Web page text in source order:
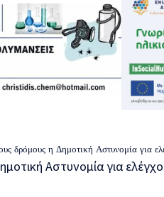
η Δημοτική Αστυνομία για ελέγχους